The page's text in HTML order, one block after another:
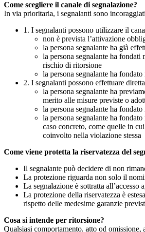
Come scegliere il canale di segnalazione?
In via prioritaria, i segnalanti sono
1. I segnalanti possono utilizzare il
non è prevista l’attivazione
la persona segnalante ha già
la persona segnalante ha fondati
rischio di ritorsione
la persona segnalante ha
2. I segnalanti possono effettuare
la persona segnalante ha
merito alle misure previste o
la persona segnalante ha
la persona segnalante ha
caso concreto, come quelle in
coinvolto nella violazione stessa
Come viene protetta la riservatezza del
Il segnalante può decidere di non
La protezione riguarda non solo il
La segnalazione è sottratta
La protezione della riservatezza è
rispetto delle medesime garanzie
Cosa si intende per ritorsione?
Qualsiasi comportamento, atto od